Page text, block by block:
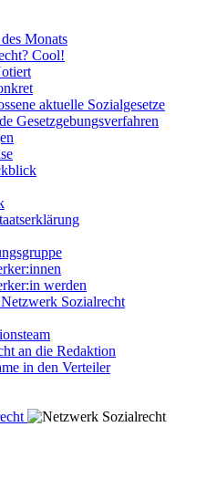
Monats
Cool!
aktuelle Sozialgesetze
Gesetz­gebungs­verfahren
werden
Netzwerk Sozialrecht
an die Redaktion
in den Verteiler